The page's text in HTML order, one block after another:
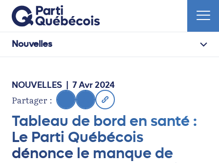
Nouvelles
NOUVELLES | 7 Avr 2024
Partager :
Tableau de bord en santé :
Le Parti Québécois
dénonce le manque de